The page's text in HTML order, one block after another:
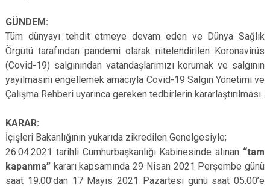
GÜNDEM:
Tüm dünyayı tehdit etmeye devam eden ve Dünya Sağlık
Örgütü tarafından pandemi olarak nitelendirilen Koronavirüs
(Covid-19) salgınından vatandaşlarımızı korumak ve salgının
yayılmasını engellemek amacıyla Covid-19 Salgın Yönetimi ve
Çalışma Rehberi uyarınca gereken tedbirlerin kararlaştırılması.
KARAR:
İçişleri Bakanlığının yukarıda zikredilen Genelgesiyle;
26.04.2021 tarihli Cumhurbaşkanlığı Kabinesinde alınan “tam
kapanma” kararı kapsamında 29 Nisan 2021 Perşembe günü
saat 19.00’dan 17 Mayıs 2021 Pazartesi günü saat 05.00’e